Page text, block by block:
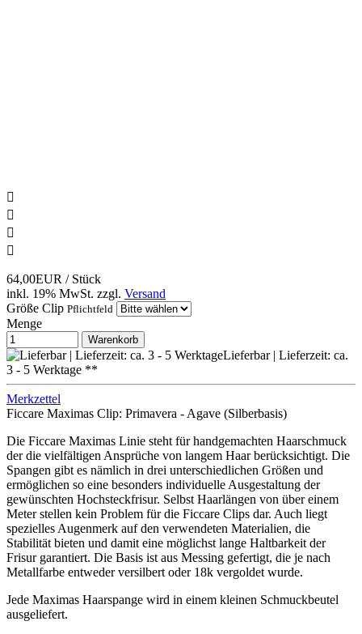




64,00EUR / Stück
inkl. 19% MwSt. zzgl. Versand
Größe Clip Pflichtfeld
Menge
Warenkorb
Lieferbar | Lieferzeit: ca.
3 - 5 Werktage **
Merkzettel
Ficcare Maximas Clip: Primavera - Agave (Silberbasis)
Die Ficcare Maximas Linie steht für handgemachten Haarschmuck
der die vielfältigen Ansprüche von langem Haar berücksichtigt. Die
Spangen gibt es nämlich in drei unterschiedlichen Größen und
ermöglichen so eine besonders individuelle Ausgestaltung der
gewünschten Hochsteckfrisur. Selbst Haarlängen von über einem
Meter stellen kein Problem für die Ficcare Clips dar. Auch liegt
spezielles Augenmerk auf den verwendeten Materialien, die
Stabilität bieten und damit eine möglichst lange Haltbarkeit der
Frisur garantiert. Die Basis ist aus Messing gefertigt, die je nach
Metallfarbe entweder versilbert oder 18k vergoldet wurde.
Jede Maximas Haarspange wird in einem kleinen Schmuckbeutel
ausgeliefert.